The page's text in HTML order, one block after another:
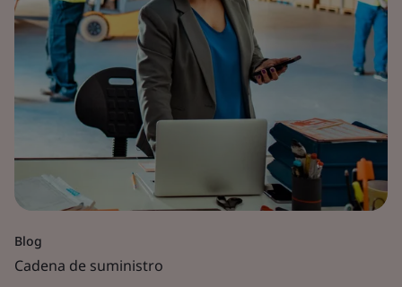
Blog
Cadena de suministro